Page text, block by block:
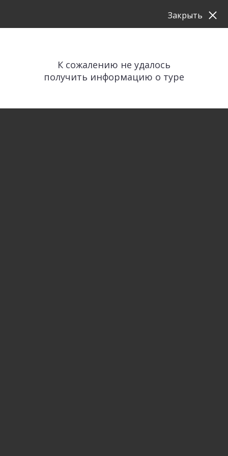
К сожалению не удалось
получить информацию о туре
Закрыть